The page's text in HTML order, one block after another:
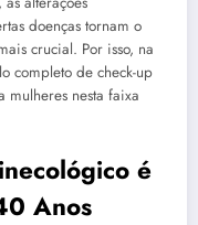
doenças tornam o
crucial. Por isso, na
completo de check-up
mulheres nesta faixa
é
Anos